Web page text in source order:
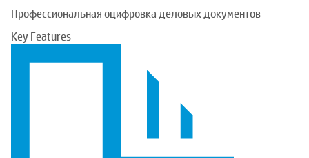
Профессиональная оцифровка деловых документов
Key Features